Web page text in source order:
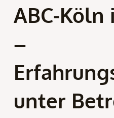
ABC-Köln
–
unter